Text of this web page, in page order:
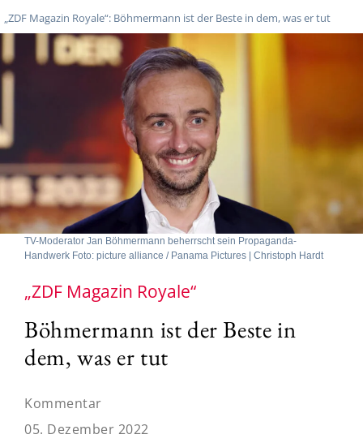
„ZDF Magazin Royale“: Böhmermann ist der Beste in dem, was er tut
TV-Moderator Jan Böhmermann beherrscht sein Propaganda-
Handwerk Foto: picture alliance / Panama Pictures | Christoph Hardt
„ZDF Magazin Royale“
Böhmermann ist der Beste in
dem, was er tut
Kommentar
05. Dezember 2022